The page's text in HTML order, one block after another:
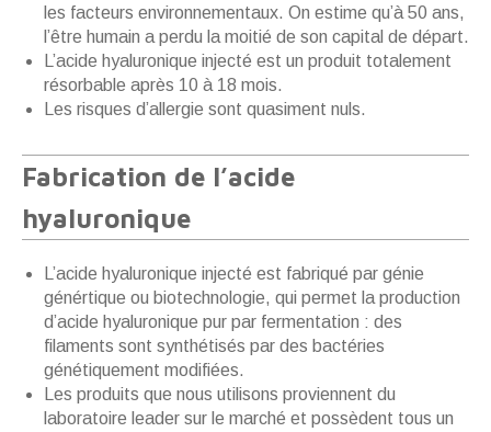
les facteurs environnementaux. On estime qu’à 50 ans,
l’être humain a perdu la moitié de son capital de départ.
L’acide hyaluronique injecté est un produit totalement
résorbable après 10 à 18 mois.
Les risques d’allergie sont quasiment nuls.
Fabrication de l’acide
hyaluronique
L’acide hyaluronique injecté est fabriqué par génie
génértique ou biotechnologie, qui permet la production
d’acide hyaluronique pur par fermentation : des
filaments sont synthétisés par des bactéries
génétiquement modifiées.
Les produits que nous utilisons proviennent du
laboratoire leader sur le marché et possèdent tous un